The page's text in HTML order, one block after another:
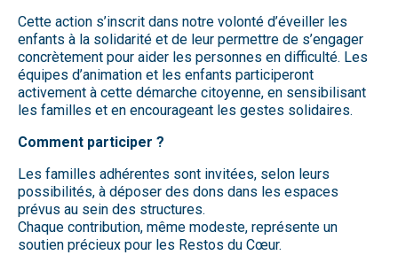
Cette action s’inscrit dans notre volonté d’éveiller les
enfants à la solidarité et de leur permettre de s’engager
concrètement pour aider les personnes en difficulté. Les
équipes d’animation et les enfants participeront
activement à cette démarche citoyenne, en sensibilisant
les familles et en encourageant les gestes solidaires.
Comment participer ?
Les familles adhérentes sont invitées, selon leurs
possibilités, à déposer des dons dans les espaces
prévus au sein des structures.
Chaque contribution, même modeste, représente un
soutien précieux pour les Restos du Cœur.